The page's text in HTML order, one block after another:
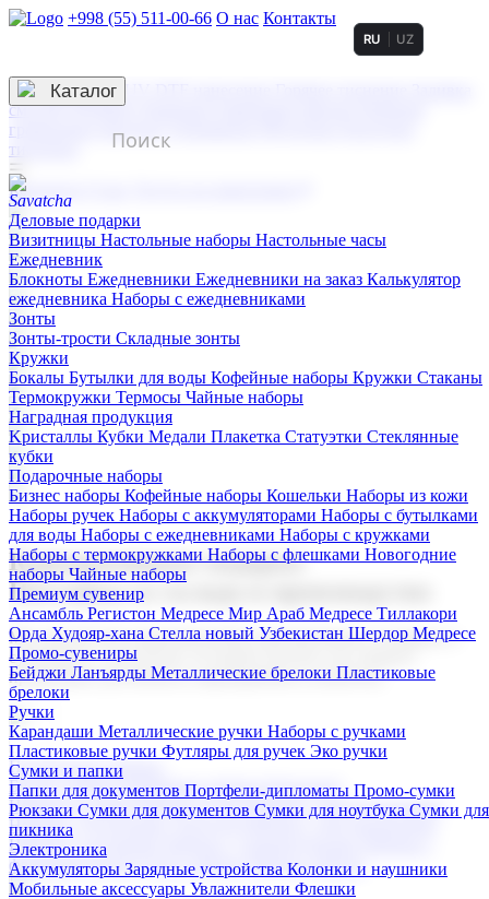
+998 (55) 511-00-66 О нас Контакты
3D гравировка
смолой (Doming)
гравировка твердая
тиснение
RU UZ
☰
Контакты
Каталог
Деловые подарки
Визитницы Настольные наборы Настольные часы
Ежедневник
Блокноты Ежедневники Ежедневники на заказ Калькулятор
ежедневника Наборы с ежедневниками
Зонты
Зонты-трости Складные зонты
Кружки
Бокалы Бутылки для воды Кофейные наборы Кружки Стаканы
Термокружки Термосы Чайные наборы
Наградная продукция
Kристаллы Кубки Медали Плакетка Статуэтки Стеклянные
кубки
Подарочные наборы
Бизнес наборы Кофейные наборы Кошельки Наборы из кожи
Наборы ручек Наборы с аккумуляторами Наборы с бутылками
для воды Наборы с ежедневниками Наборы с кружками
Наборы с термокружками Наборы с флешками Новогодние
наборы Чайные наборы
Премиум сувенир
Ансамбль Регистон Медресе Мир Араб Медресе Тиллакори
Орда Худояр-хана Стелла новый Узбекистан Шердор Медресе
Промо-сувениры
Бейджи Ланъярды Металлические брелоки Пластиковые
брелоки
Ручки
Карандаши Металлические ручки Наборы с ручками
Пластиковые ручки Футляры для ручек Эко ручки
Сумки и папки
Папки для документов Портфели-дипломаты Промо-сумки
Рюкзаки Сумки для документов Сумки для ноутбука Сумки для
пикника
Электроника
Аккумуляторы Зарядные устройства Колонки и наушники
Мобильные аксессуары Увлажнители Флешки
Корпоративные подарки
Поставка со склада и производство
Мы предлагаем широкий выбор корпоративных подарков и
сувениров с логотипом. В нашем каталоге вы найдете
продукцию для бизнеса, мероприятия и клиентов.
Подарочные наборы
Бизнес наборыКофейные наборы Кошельки
Наборы из кожиНаборы ручекНаборы с аккумуляторами
Наборы с бутылками для воды
Наборы с ежедневниками
Наборы с кружками
флешкамиНовогодние наборыЧайные наборы